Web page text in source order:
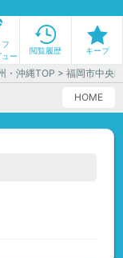
ー
閲覧履歴 キープ
・沖縄TOP > 福岡市中央
HOME